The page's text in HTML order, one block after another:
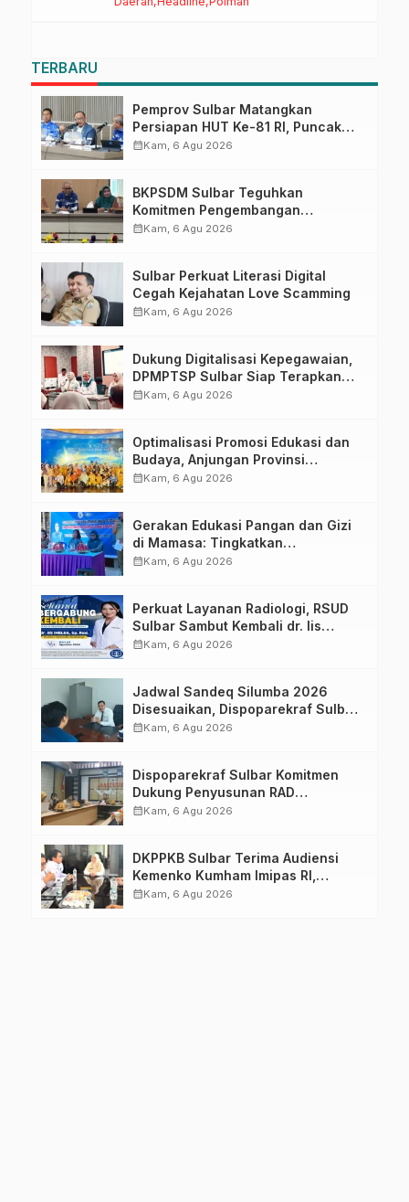
Sulbar
TERBARU
Pemprov Sulbar Matangkan
Persiapan HUT Ke-81 RI, Puncak
Upacara di Lapangan Ahmad
calendar_monthKam, 6 Agu 2026
BKPSDM Sulbar Teguhkan
Komitmen Pengembangan
Kompetensi ASN melalui
calendar_monthKam, 6 Agu 2026
Sulbar Perkuat Literasi Digital
Cegah Kejahatan Love Scamming
calendar_monthKam, 6 Agu 2026
Dukung Digitalisasi Kepegawaian,
DPMPTSP Sulbar Siap Terapkan
Aplikasi FLEKSI ASN
calendar_monthKam, 6 Agu 2026
Optimalisasi Promosi Edukasi dan
Budaya, Anjungan Provinsi
Sulawesi Barat Perkuat Kolaborasi
calendar_monthKam, 6 Agu 2026
Gerakan Edukasi Pangan dan Gizi
di Mamasa: Tingkatkan
Pengetahuan dan Keterampilan
calendar_monthKam, 6 Agu 2026
Perkuat Layanan Radiologi, RSUD
Sulbar Sambut Kembali dr. Iis
Imelda, Sp.Rad
calendar_monthKam, 6 Agu 2026
Jadwal Sandeq Silumba 2026
Disesuaikan, Dispoparekraf Sulbar
Pastikan Persiapan Tetap
calendar_monthKam, 6 Agu 2026
Dispoparekraf Sulbar Komitmen
Dukung Penyusunan RAD
TPB/SDGs Sulawesi Barat
calendar_monthKam, 6 Agu 2026
DKPPKB Sulbar Terima Audiensi
Kemenko Kumham Imipas RI,
Perkuat Pelayanan Kesehatan bagi
calendar_monthKam, 6 Agu 2026